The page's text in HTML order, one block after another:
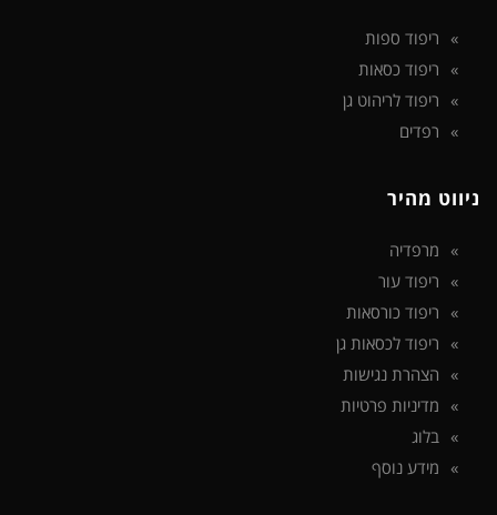
ריפוד ספות
ריפוד כסאות
ריפוד לריהוט גן
רפדים
ניווט מהיר
מרפדיה
ריפוד עור
ריפוד כורסאות
ריפוד לכסאות גן
הצהרת נגישות
מדיניות פרטיות
בלוג
מידע נוסף